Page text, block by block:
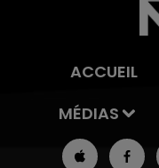
ACCUEIL
MÉDIAS